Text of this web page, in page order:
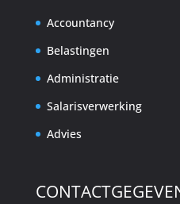
Accountancy
Belastingen
Administratie
Salarisverwerking
Advies